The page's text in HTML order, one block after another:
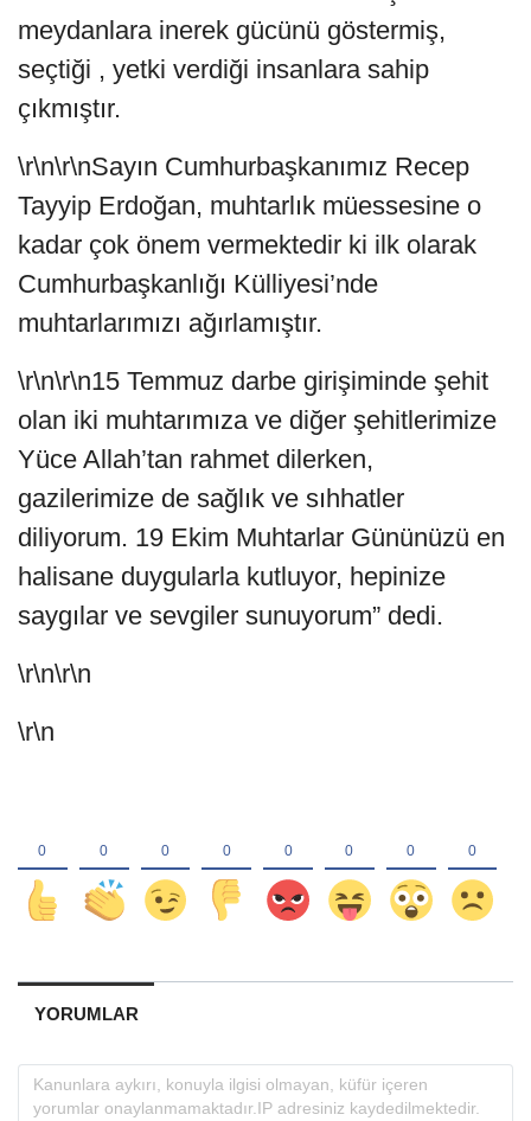
meydanlara inerek gücünü göstermiş,
seçtiği , yetki verdiği insanlara sahip
çıkmıştır.
\r\n\r\nSayın Cumhurbaşkanımız Recep
Tayyip Erdoğan, muhtarlık müessesine o
kadar çok önem vermektedir ki ilk olarak
Cumhurbaşkanlığı Külliyesi’nde
muhtarlarımızı ağırlamıştır.
\r\n\r\n15 Temmuz darbe girişiminde şehit
olan iki muhtarımıza ve diğer şehitlerimize
Yüce Allah’tan rahmet dilerken,
gazilerimize de sağlık ve sıhhatler
diliyorum. 19 Ekim Muhtarlar Gününüzü en
halisane duygularla kutluyor, hepinize
saygılar ve sevgiler sunuyorum” dedi.
\r\n\r\n
\r\n
YORUMLAR